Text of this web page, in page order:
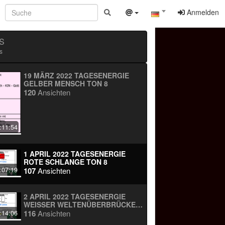
Anmelden
19 MÄRZ 2022 TAGESENERGIE
GELBER MENSCH TON 8
120Ansichten
1 APRIL 2022 TAGESENERGIE
ROTE SCHLANGE TON 8
107Ansichten
2 APRIL 2022 TAGESENERGIE
WEISSER WELTENÜBERBRÜCKER T
ON 9
116Ansichten